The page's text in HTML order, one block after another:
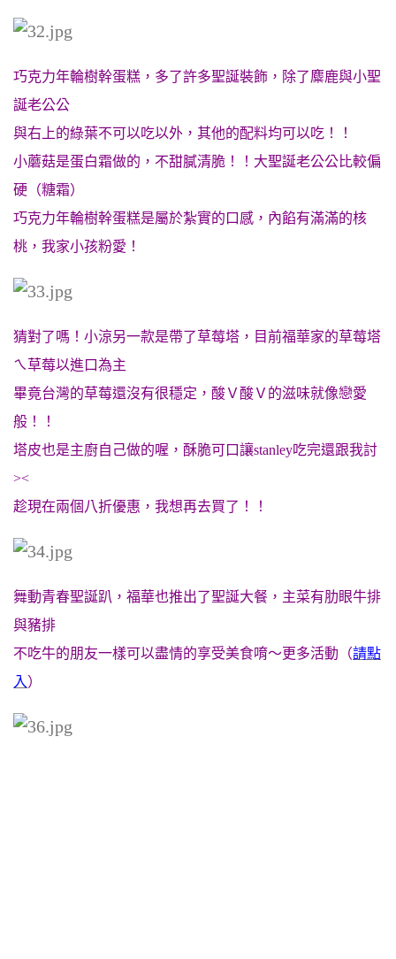
巧克力年輪樹幹蛋糕，多了許多聖誕裝飾，除了麋鹿與小聖
誕老公公
與右上的綠葉不可以吃以外，其他的配料均可以吃！！
小蘑菇是蛋白霜做的，不甜膩清脆！！大聖誕老公公比較偏
硬（糖霜）
巧克力年輪樹幹蛋糕是屬於紮實的口感，內餡有滿滿的核
桃，我家小孩粉愛！
猜對了嗎！小涼另一款是帶了草莓塔，目前福華家的草莓塔
ㄟ草莓以進口為主
畢竟台灣的草莓還沒有很穩定，酸Ｖ酸Ｖ的滋味就像戀愛
般！！
塔皮也是主廚自己做的喔，酥脆可口讓stanley吃完還跟我討
><
趁現在兩個八折優惠，我想再去買了！！
舞動青春聖誕趴，福華也推出了聖誕大餐，主菜有肋眼牛排
與豬排
不吃牛的朋友一樣可以盡情的享受美食唷～更多活動（請點
入 ）